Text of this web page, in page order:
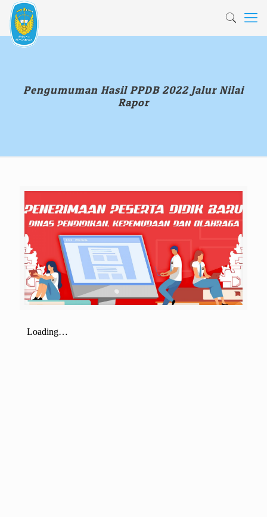
Pengumuman Hasil PPDB 2022 Jalur Nilai
Rapor